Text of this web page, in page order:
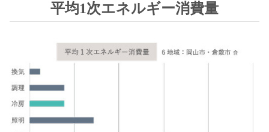
平均1次エネルギー消費量